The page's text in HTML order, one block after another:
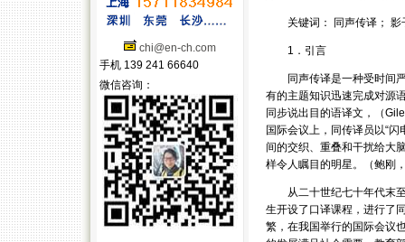
chi@en-ch.com
手机 139 241 66640
微信咨询：
关键词： 同声传译； 影
1．引言
同声传译是一种受时间严
有的主题知识迅速完成对源
同步说出目的语译文，（
国际会议上，同传译员以“
间的交织、重叠和干扰给大
样令人瞩目的明星。（鲍刚
从二十世纪七十年代末至
生开设了口译课程，进行了
繁，在我国举行的国际会议